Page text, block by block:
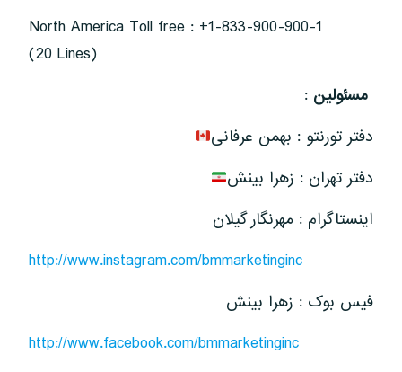
North America Toll free : +1-833-900-900-1
(20 Lines)
مسئولین :
دفتر تورنتو : بهمن عرفانی
دفتر تهران : زهرا بینش
اینستاگرام : مهرنگار گیلان
http://www.instagram.com/bmmarketinginc
فیس بوک : زهرا بینش
http://www.facebook.com/bmmarketinginc